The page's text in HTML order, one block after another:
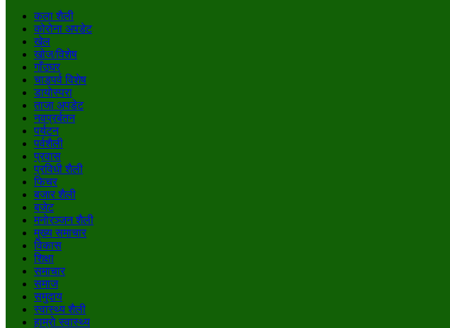
कला शैली
कोरोना अपडेट
खेल
खोज/विशेष
गाँउघर
चाडपर्व विशेष
डायाेस्परा
ताजा अपडेट
नवप्रर्बतन
पर्यटन
पर्वशैली
प्रवास
प्रविधी शैली
फिचर
बजार शैली
बजेट
मनाेरञ्जन शैली
मुख्य समाचार
विकास
शिक्षा
समाचार
समाज
समुदाय
स्वास्थ्य शैली
हाम्राे स्वास्थ्य